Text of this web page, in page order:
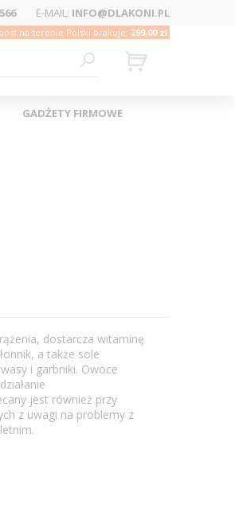
E-MAIL: INFO@DLAKONI.PL
na terenie Polski brakuje: 299,00 zł
GADŻETY FIRMOWE
dostarcza witaminę
a także sole
i garbniki. Owoce
jest również przy
z uwagi na problemy z